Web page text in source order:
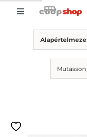
Kihagyás
Toggle
BejelentkezésMutasson